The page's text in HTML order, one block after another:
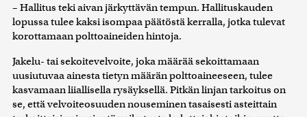
– Hallitus teki aivan järkyttävän tempun. Hallituskauden
lopussa tulee kaksi isompaa päätöstä kerralla, jotka tulevat
korottamaan polttoaineiden hintoja.
Jakelu- tai sekoitevelvoite, joka määrää sekoittamaan
uusiutuvaa ainesta tietyn määrän polttoaineeseen, tulee
kasvamaan liiallisella rysäyksellä. Pitkän linjan tarkoitus on
se, että velvoiteosuuden nouseminen tasaisesti asteittain